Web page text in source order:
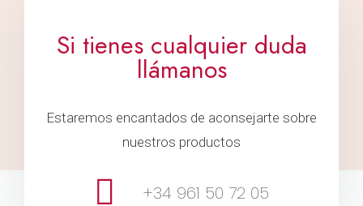
Si tienes cualquier duda
llámanos
Estaremos encantados de aconsejarte sobre
nuestros productos
+34 961 50 72 05